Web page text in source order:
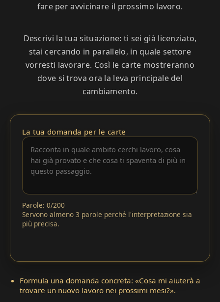
fare per avvicinare il prossimo lavoro.
Descrivi la tua situazione: ti sei già licenziato,
stai cercando in parallelo, in quale settore
vorresti lavorare. Così le carte mostreranno
dove si trova ora la leva principale del
cambiamento.
La tua domanda per le carte
Parole: 0/200
Servono almeno 3 parole perché l'interpretazione sia
più precisa.
Formula una domanda concreta: «Cosa mi aiuterà a
trovare un nuovo lavoro nei prossimi mesi?».